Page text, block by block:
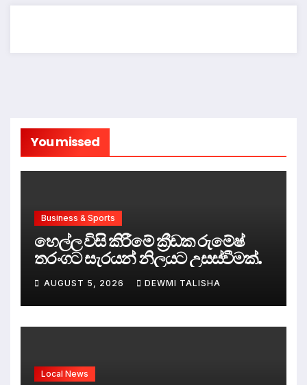
You missed
Business & Sports
හෙල්ල විසි කිරීමේ ක්‍රීඩක රුමේෂ්
තරංගට සැරයන් නිලයට උසස්වීමක්.
AUGUST 5, 2026 DEWMI TALISHA
Local News